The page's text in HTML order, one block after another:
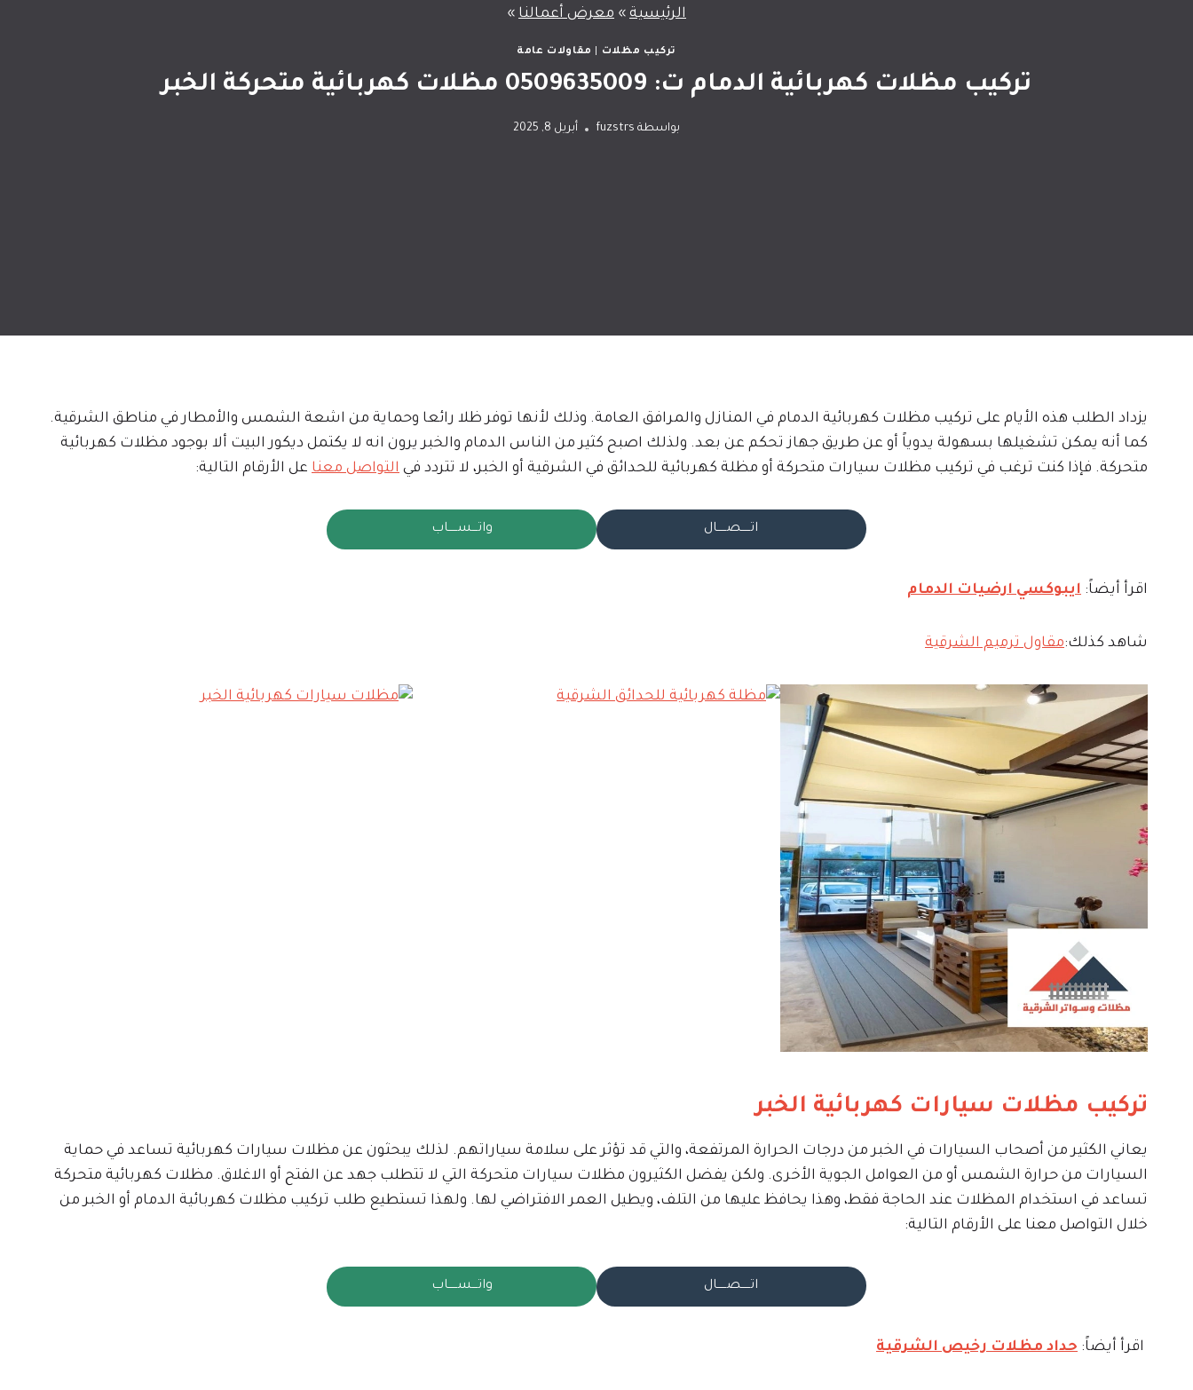
الرئيسية » معرض أعمالنا »
تركيب مظلات مقاولات عامة
تركيب مظلات كهربائية الدمام ت: 0509635009 مظلات كهربائية متحركة الخبر
بواسطة fuzstrs أبريل 8, 2025
يزداد الطلب هذه الأيام على تركيب مظلات كهربائية الدمام في المنازل والمرافق العامة. وذلك لأنها توفر ظلا رائعا وحماية من اشعة الشمس والأمطار في مناطق الشرقية.
كما أنه يمكن تشغيلها بسهولة يدوياً أو عن طريق جهاز تحكم عن بعد. ولذلك اصبح كثير من الناس الدمام والخبر يرون انه لا يكتمل ديكور البيت ألا بوجود مظلات كهربائية
متحركة. فإذا كنت ترغب في تركيب مظلات سيارات متحركة أو مظلة كهربائية للحدائق في الشرقية أو الخبر، لا تتردد في التواصل معنا عل الأرقام التالية:
اتـــــصـــــال واتـــســـــاب
اقرأ أيضاً: ايبوكسي ارضيات الدمام
شاهد كذلك:مقاول ترميم الشرقية
تركيب مظلات سيارات كهربائية الخبر
يعاني الكثير من أصحاب السيارات في الخبر من درجات الحرارة المرتفعة، والتي قد تؤثر على سلامة سياراتهم. لذلك يبحثون عن مظلات سيارات كهربائية تساعد في حماية
السيارات من حرارة الشمس أو من العوامل الجوية الأخرى. ولكن يفضل الكثيرون مظلات سيارات متحركة التي لا تتطلب جهد عن الفتح أو الاغلاق. مظلات كهربائية متحركة
تساعد في استخدام المظلات عند الحاجة فقط، وهذا يحافظ عليها من التلف، ويطيل العمر الافتراضي لها. ولهذا تستطيع طلب تركيب مظلات كهربائية الدمام أو الخبر من
خلال التواصل معنا على الأرقام التالية:
اتـــــصـــــال واتـــســـــاب
اقرأ أيضاً: حداد مظلات رخيص الشرقية